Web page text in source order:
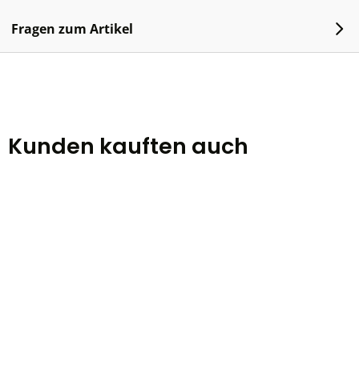
Fragen zum Artikel
Kunden kauften auch